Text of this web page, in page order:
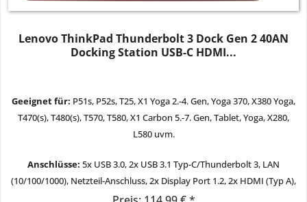
Lenovo ThinkPad Thunderbolt 3 Dock Gen 2 40AN
Docking Station USB-C HDMI...
Geeignet für: P51s, P52s, T25, X1 Yoga 2.-4. Gen, Yoga 370, X380 Yoga,
T470(s), T480(s), T570, T580, X1 Carbon 5.-7. Gen, Tablet, Yoga, X280,
L580 uvm.
Anschlüsse:5x USB 3.0, 2x USB 3.1 Typ-C/Thunderbolt 3, LAN
(10/100/1000), Netzteil-Anschluss, 2x Display Port 1.2, 2x HDMI (Typ A),
1x Audio-Anschluss Stereo + Mikro kombiniert, Kensington-Lock